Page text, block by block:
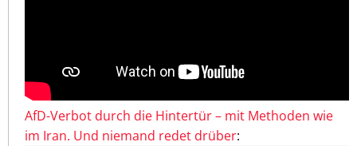
AfD-Verbot durch die Hintertür – mit Methoden wie
im Iran. Und niemand redet drüber: